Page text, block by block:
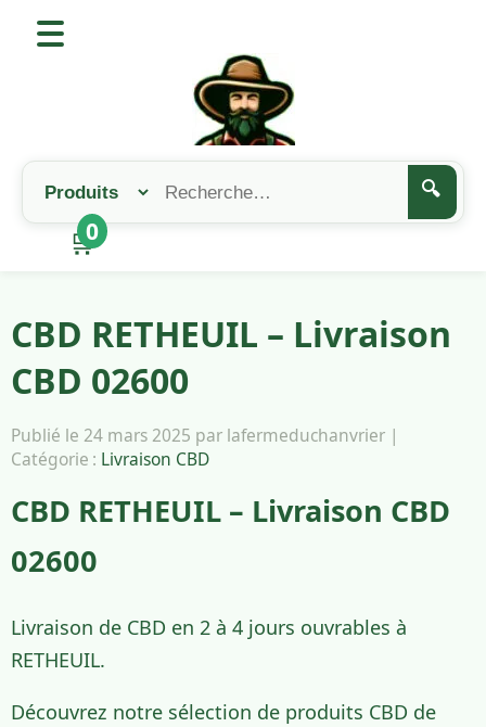
🔍
🛒
0
CBD RETHEUIL – Livraison
CBD 02600
Publié le 24 mars 2025 par lafermeduchanvrier |
Catégorie : Livraison CBD
CBD RETHEUIL – Livraison CBD
02600
Livraison de CBD en 2 à 4 jours ouvrables à
RETHEUIL.
Découvrez notre sélection de produits CBD de